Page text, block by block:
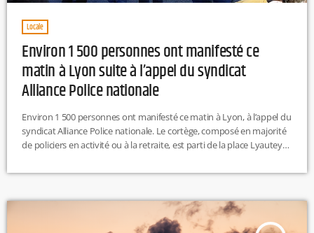
Locale
Environ 1 500 personnes ont manifesté ce
matin à Lyon suite à l’appel du syndicat
Alliance Police nationale
Environ 1 500 personnes ont manifesté ce matin à Lyon, à l’appel du
syndicat Alliance Police nationale. Le cortège, composé en majorité
de policiers en activité ou à la retraite, est parti de la place Lyautey
délinquance. L.T